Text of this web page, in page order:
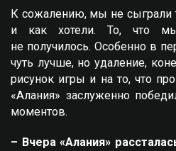
К сожалению, мы не сыграли
и как хотели. То, что
не получилось. Особенно в
чуть лучше, но удаление,
рисунок игры и на то, что
«Алания» заслуженно
моментов.
– Вчера «Алания»